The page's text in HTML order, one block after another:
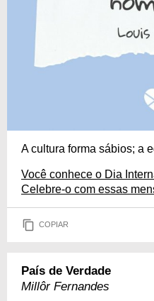
A cultura forma sábios; a
Você conhece o Dia
Celebre-o com essas
COPIAR
País de Verdade
Millôr Fernandes